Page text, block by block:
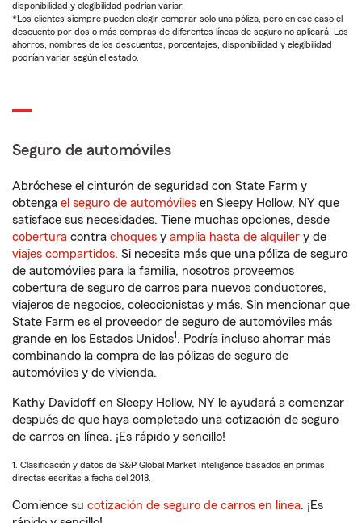
disponibilidad y elegibilidad podrían variar.
*Los clientes siempre pueden elegir comprar solo una póliza, pero en ese caso el
descuento por dos o más compras de diferentes líneas de seguro no aplicará. Los
ahorros, nombres de los descuentos, porcentajes, disponibilidad y elegibilidad
podrían variar según el estado.
Seguro de automóviles
Abróchese el cinturón de seguridad con State Farm y
obtenga el seguro de automóviles en Sleepy Hollow, NY que
satisface sus necesidades. Tiene muchas opciones, desde
cobertura contra choques y amplia hasta de alquiler y de
viajes compartidos. Si necesita más que una póliza de seguro
de automóviles para la familia, nosotros proveemos
cobertura de seguro de carros para nuevos conductores,
viajeros de negocios, coleccionistas y más. Sin mencionar que
State Farm es el proveedor de seguro de automóviles más
grande en los Estados Unidos1. Podría incluso ahorrar más
combinando la compra de las pólizas de seguro de
automóviles y de vivienda.
Kathy Davidoff en Sleepy Hollow, NY le ayudará a comenzar
después de que haya completado una cotización de seguro
de carros en línea. ¡Es rápido y sencillo!
1. Clasificación y datos de S&P Global Market Intelligence basados en primas
directas escritas a fecha del 2018.
Comience su cotización de seguro de carros en línea. ¡Es